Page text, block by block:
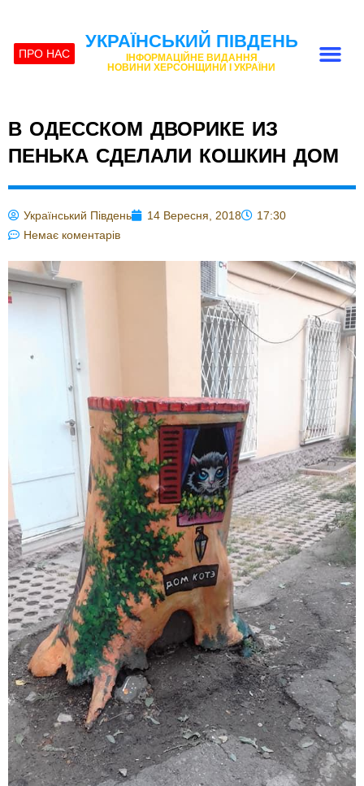
ПРО НАС
УКРАЇНСЬКИЙ ПІВДЕНЬ
ІНФОРМАЦІЙНЕ ВИДАННЯ
НОВИНИ ХЕРСОНЩИНИ І УКРАЇНИ
В ОДЕССКОМ ДВОРИКЕ ИЗ
ПЕНЬКА СДЕЛАЛИ КОШКИН ДОМ
Український Південь 14 Вересня, 2018
17:30
Немає коментарів